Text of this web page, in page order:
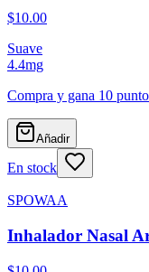
$10.00
Suave
4.4mg
Compra y gana 10
Añadir
En stock
SPOWAA
Inhalador Nasal